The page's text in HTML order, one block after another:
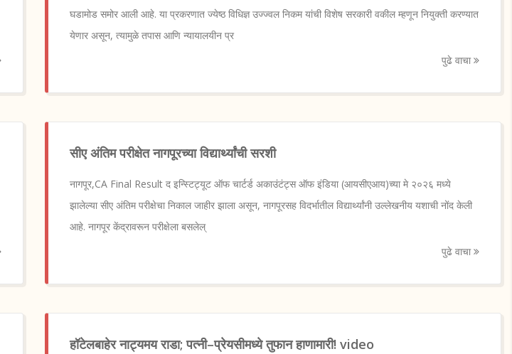
घडामोड समोर आली आहे. या प्रकरणात ज्येष्ठ विधिज्ञ उज्ज्वल निकम यांची विशेष सरकारी वकील म्हणून नियुक्ती करण्यात
येणार असून, त्यामुळे तपास आणि न्यायालयीन प्र
पुढे वाचा
सीए अंतिम परीक्षेत नागपूरच्या विद्यार्थ्यांची सरशी
नागपूर,CA Final Result द इन्स्टिट्यूट ऑफ चार्टर्ड अकाउंटंट्स ऑफ इंडिया (आयसीएआय)च्या मे २०२६ मध्ये
झालेल्या सीए अंतिम परीक्षेचा निकाल जाहीर झाला असून, नागपूरसह विदर्भातील विद्यार्थ्यांनी उल्लेखनीय यशाची नोंद केली
आहे. नागपूर केंद्रावरून परीक्षेला बसलेल्
पुढे वाचा
हॉटेलबाहेर नाट्यमय राडा; पत्नी–प्रेयसीमध्ये तुफान हाणामारी! video